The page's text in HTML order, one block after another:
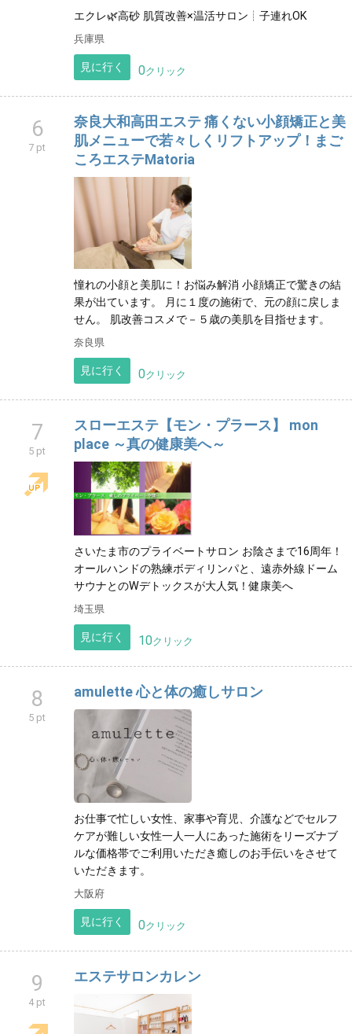
エクレ🌿高砂 肌質改善×温活サロン┊︎子連れOK
兵庫県
見に行く 0クリック
6
7 pt
奈良大和高田エステ 痛くない小顔矯正と美
肌メニューで若々しくリフトアップ！まご
ころエステMatoria
憧れの小顔と美肌に！お悩み解消 小顔矯正で驚きの結
果が出ています。 月に１度の施術で、元の顔に戻しま
せん。 肌改善コスメで－５歳の美肌を目指せます。
奈良県
見に行く 0クリック
7
5 pt
スローエステ【モン・プラース】 mon
place ～真の健康美へ～
さいたま市のプライベートサロン お陰さまで16周年！
オールハンドの熟練ボディリンパと、遠赤外線ドーム
サウナとのWデトックスが大人気！健康美へ
埼玉県
見に行く 10クリック
8
5 pt
amulette 心と体の癒しサロン
お仕事で忙しい女性、家事や育児、介護などでセルフ
ケアが難しい女性一人一人にあった施術をリーズナブ
ルな価格帯でご利用いただき癒しのお手伝いをさせて
いただきます。
大阪府
見に行く 0クリック
9
4 pt
エステサロンカレン